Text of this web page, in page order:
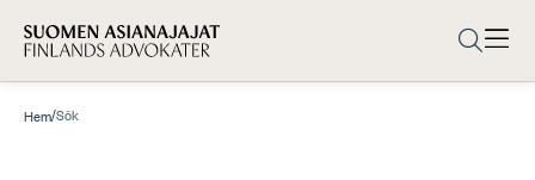
Hem/Sök